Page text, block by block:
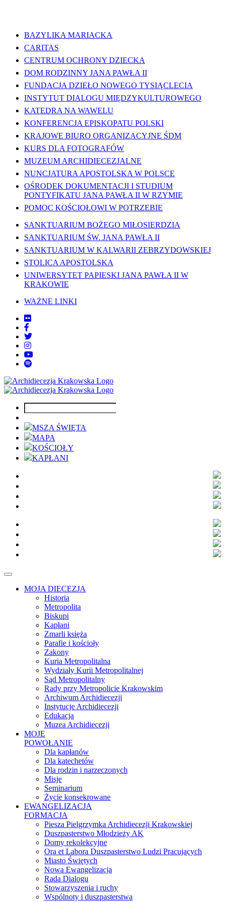
BAZYLIKA MARIACKA
CARITAS
CENTRUM OCHRONY DZIECKA
DOM RODZINNY JANA PAWŁA II
FUNDACJA DZIEŁO NOWEGO TYSIĄCLECIA
INSTYTUT DIALOGU MIĘDZYKULTUROWEGO
KATEDRA NA WAWELU
KONFERENCJA EPISKOPATU POLSKI
KRAJOWE BIURO ORGANIZACYJNE ŚDM
KURS DLA FOTOGRAFÓW
MUZEUM ARCHIDIECEZJALNE
NUNCJATURA APOSTOLSKA W POLSCE
OŚRODEK DOKUMENTACJI I STUDIUM
PONTYFIKATU JANA PAWŁA II W RZYMIE
POMOC KOŚCIOŁOWI W POTRZEBIE
SANKTUARIUM BOŻEGO MIŁOSIERDZIA
SANKTUARIUM ŚW. JANA PAWŁA II
SANKTUARIUM W KALWARII ZEBRZYDOWSKIEJ
STOLICA APOSTOLSKA
UNIWERSYTET PAPIESKI JANA PAWŁA II W
KRAKOWIE
WAŻNE LINKI
MSZA ŚWIĘTA
MAPA
KOŚCIOŁY
KAPŁANI
MOJA DIECEZJA
Historia
Metropolita
Biskupi
Kapłani
Zmarli księża
Parafie i kościoły
Zakony
Kuria Metropolitalna
Wydziały Kurii Metropolitalnej
Sąd Metropolitalny
Rady przy Metropolicie Krakowskim
Archiwum Archidiecezji
Instytucje Archidiecezji
Edukacja
Muzea Archidiecezji
MOJE
POWOŁANIE
Dla kapłanów
Dla katechetów
Dla rodzin i narzeczonych
Misje
Seminarium
Życie konsekrowane
EWANGELIZACJA
FORMACJA
Piesza Pielgrzymka Archidiecezji Krakowskiej
Duszpasterstwo Młodzieży AK
Domy rekolekcyjne
Ora et Labora Duszpasterstwo Ludzi Pracujących
Miasto Świętych
Nowa Ewangelizacja
Rada Dialogu
Stowarzyszenia i ruchy
Wspólnoty i duszpasterstwa